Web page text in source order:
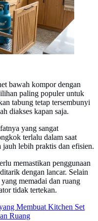
bawah kompor dengan
paling populer untuk
tabung tetap tersembunyi
diakses kapan saja.
yang sangat
terlalu dalam saat
jauh lebih praktis dan efisien.
memastikan penggunaan
dengan lancar. Selain
memadai dan ruang
tidak tertekan.
Membuat Kitchen Set
Ruang